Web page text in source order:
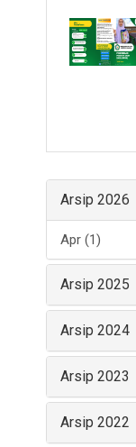
Arsip 2026
Apr (1)
Arsip 2025
Arsip 2024
Arsip 2023
Arsip 2022